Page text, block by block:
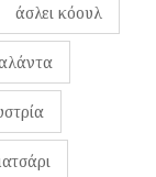
άσλει κόουλ